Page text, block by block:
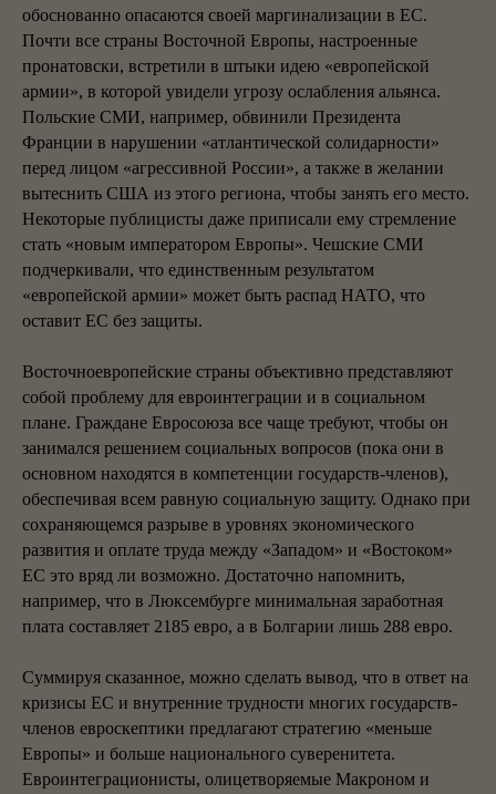
обоснованно опасаются своей маргинализации в ЕС.
Почти все страны Восточной Европы, настроенные
пронатовски, встретили в штыки идею «европейской
армии», в которой увидели угрозу ослабления альянса.
Польские СМИ, например, обвинили Президента
Франции в нарушении «атлантической солидарности»
перед лицом «агрессивной России», а также в желании
вытеснить США из этого региона, чтобы занять его место.
Некоторые публицисты даже приписали ему стремление
стать «новым императором Европы». Чешские СМИ
подчеркивали, что единственным результатом
«европейской армии» может быть распад НАТО, что
оставит ЕС без защиты.
Восточноевропейские страны объективно представляют
собой проблему для евроинтеграции и в социальном
плане. Граждане Евросоюза все чаще требуют, чтобы он
занимался решением социальных вопросов (пока они в
основном находятся в компетенции государств-членов),
обеспечивая всем равную социальную защиту. Однако при
сохраняющемся разрыве в уровнях экономического
развития и оплате труда между «Западом» и «Востоком»
ЕС это вряд ли возможно. Достаточно напомнить,
например, что в Люксембурге минимальная заработная
плата составляет 2185 евро, а в Болгарии лишь 288 евро.
Суммируя сказанное, можно сделать вывод, что в ответ на
кризисы ЕС и внутренние трудности многих государств-
членов евроскептики предлагают стратегию «меньше
Европы» и больше национального суверенитета.
Евроинтеграционисты, олицетворяемые Макроном и